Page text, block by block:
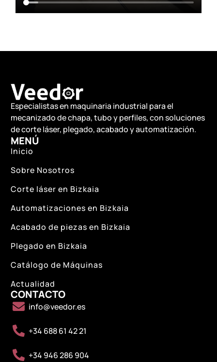
Especialistas en maquinaria industrial para el
mecanizado de chapa, tubo y perfiles, con soluciones
de corte láser, plegado, acabado y automatización.
MENÚ
Inicio
Sobre Nosotros
Corte láser en Bizkaia
Automatizaciones en Bizkaia
Acabado de piezas en Bizkaia
Plegado en Bizkaia
Catálogo de Máquinas
Actualidad
CONTACTO
info@veedor.es
+34 688 61 42 21
+34 946 286 904